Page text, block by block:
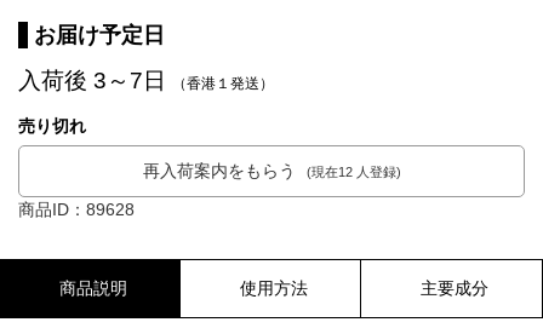
お届け予定日
入荷後 3～7日 （香港１発送）
売り切れ
再入荷案内をもらう (現在12 人登録)
商品ID：89628
商品説明 使用方法 主要成分